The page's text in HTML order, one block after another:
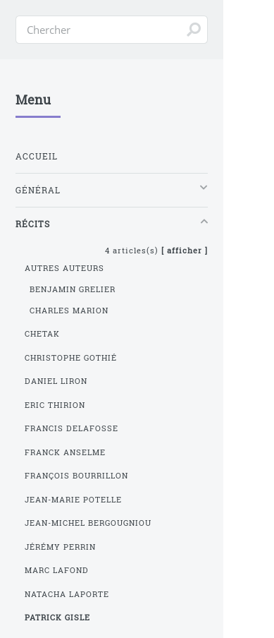
Menu
ACCUEIL
GÉNÉRAL
RÉCITS
4 articles(s) [ afficher ]
AUTRES AUTEURS
BENJAMIN GRELIER
CHARLES MARION
CHETAK
CHRISTOPHE GOTHIÉ
DANIEL LIRON
ERIC THIRION
FRANCIS DELAFOSSE
FRANCK ANSELME
FRANÇOIS BOURRILLON
JEAN-MARIE POTELLE
JEAN-MICHEL BERGOUGNIOU
JÉRÉMY PERRIN
MARC LAFOND
NATACHA LAPORTE
PATRICK GISLE